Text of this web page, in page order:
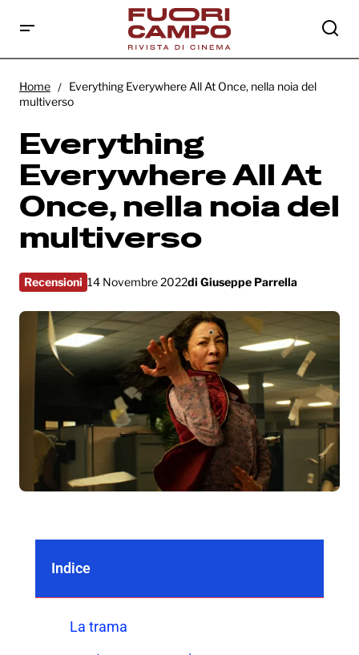
noia del multiverso
Home
Everything Everywhere All At Once, nella noia del
multiverso
Everything
Everywhere All At
Once, nella noia del
multiverso
Recensioni 14 Novembre 2022di Giuseppe Parrella
Indice
La trama